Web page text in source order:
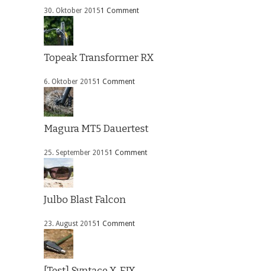
30. Oktober 20151 Comment
Topeak Transformer RX
6. Oktober 20151 Comment
Magura MT5 Dauertest
25. September 20151 Comment
Julbo Blast Falcon
23. August 20151 Comment